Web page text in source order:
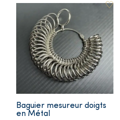
Baguier mesureur doigts
en Métal